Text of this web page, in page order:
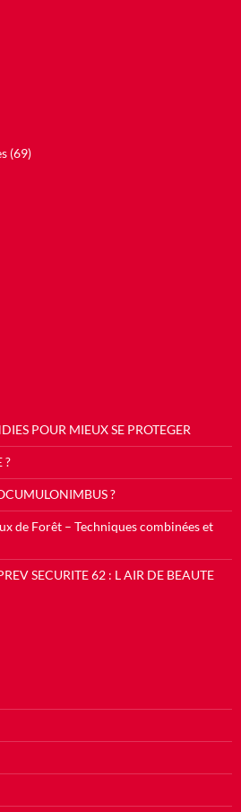
(69)
POUR MIEUX SE PROTEGER
?
?
de Forêt – Techniques combinées et
SECURITE 62 : L AIR DE BEAUTE